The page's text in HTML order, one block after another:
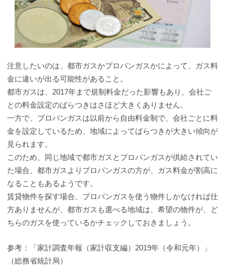
注意したいのは、都市ガスかプロパンガスかによって、ガス料
金に違いが出る可能性があること。
都市ガスは、2017年まで規制料金だった影響もあり、会社ご
との料金設定のばらつきはさほど大きくありません。
一方で、プロパンガスは以前から自由料金制で、会社ごとに料
金を設定しているため、地域によってばらつきが大きい傾向が
見られます。
このため、同じ地域で都市ガスとプロパンガスが供給されてい
た場合、都市ガスよりプロパンガスの方が、ガス料金が割高に
なることもあるようです。
賃貸物件を探す場合、プロパンガスを使う物件しかなければ仕
方ありませんが、都市ガスも選べる地域は、希望の物件が、ど
ちらのガスを使っているかチェックしておきましょう。
参考：「家計調査年報（家計収支編）2019年（令和元年）」
（総務省統計局）